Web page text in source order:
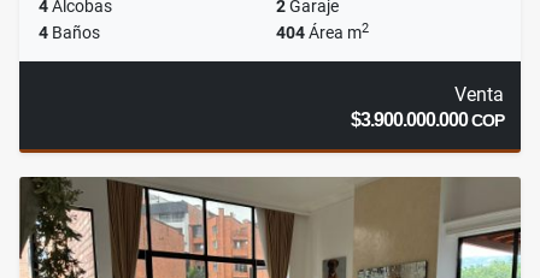
4Alcobas 2Garaje
4 Baños 404Área m2
Venta
$3.900.000.000COP